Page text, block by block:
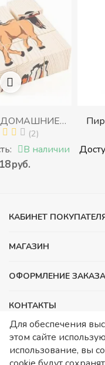
Пирамидка
деталей)
среднего
Доступность: В
КАБИНЕТ
МАГАЗИН
ОФОРМЛЕНИЕ ЗАКАЗА
КОНТАКТЫ
ООО «Детский сад»,
ИНН 7728252648 КПП
ул. Подольских
Для обеспечения
этом сайте
использование, вы